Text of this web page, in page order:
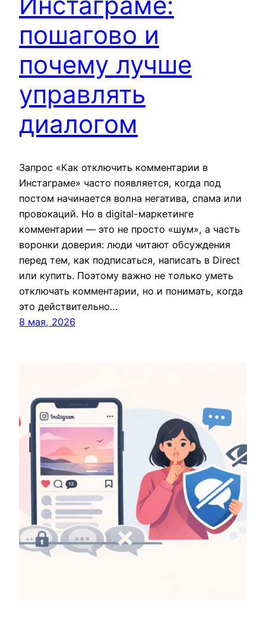
пошагово и
почему лучше
управлять
диалогом
Запрос «Как отключить комментарии в
Инстаграме» часто появляется, когда под
постом начинается волна негатива, спама или
провокаций. Но в digital-маркетинге
комментарии — это не просто «шум», а часть
воронки доверия: люди читают обсуждения
перед тем, как подписаться, написать в Direct
или купить. Поэтому важно не только уметь
отключать комментарии, но и понимать, когда
это действительно…
8 мая, 2026